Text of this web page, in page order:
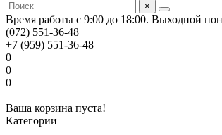
×
Время работы с 9:00 до 18:00. Выходной
(072) 551-36-48
+7 (959) 551-36-48
0
0
0
Ваша корзина пуста!
Категории